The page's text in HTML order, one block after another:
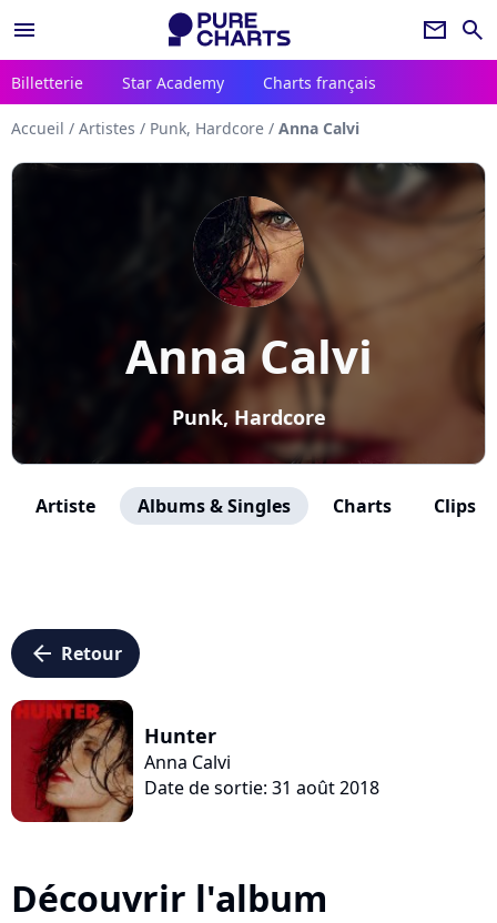
menu newsletter search
Billetterie Star Academy Charts français
Accueil / Artistes / Punk, Hardcore / Anna Calvi
Anna Calvi
Punk, Hardcore
Artiste Albums & Singles Charts Clips
arrow_left Retour
Hunter
Anna Calvi
Date de sortie: 31 août 2018
Découvrir l'album